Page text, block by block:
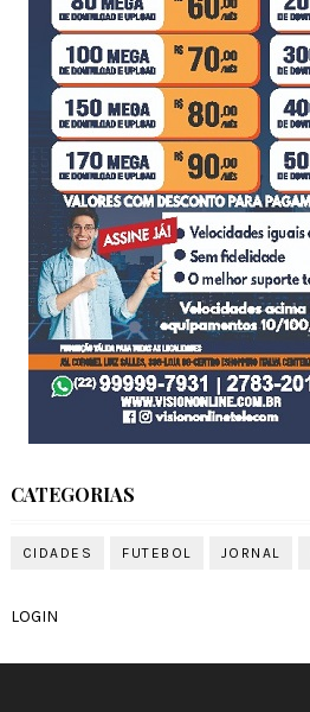
CATEGORIAS
CIDADES FUTEBOL JORNAL
LOGIN